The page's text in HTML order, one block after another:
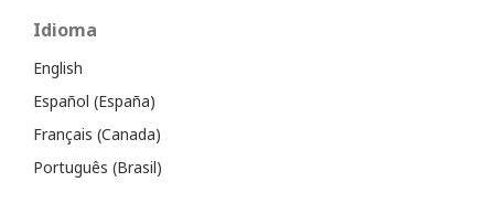
Idioma
English
Español (España)
Français (Canada)
Português (Brasil)